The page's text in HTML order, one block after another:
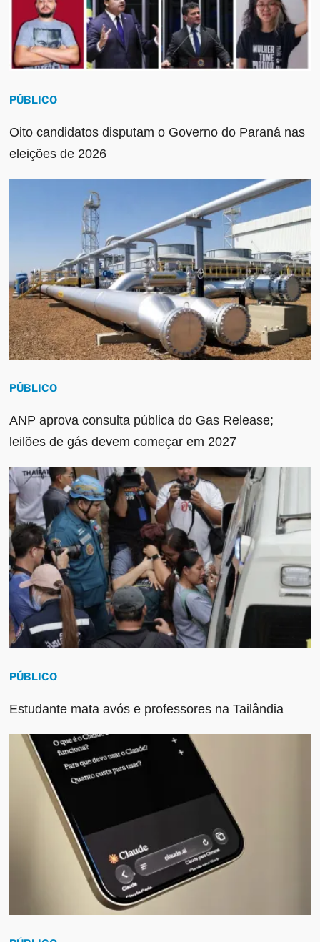
PÚBLICO
Oito candidatos disputam o Governo do Paraná nas
eleições de 2026
PÚBLICO
ANP aprova consulta pública do Gas Release;
leilões de gás devem começar em 2027
PÚBLICO
Estudante mata avós e professores na Tailândia